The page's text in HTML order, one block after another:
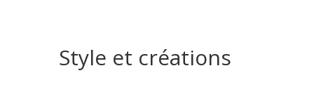
Style et créations